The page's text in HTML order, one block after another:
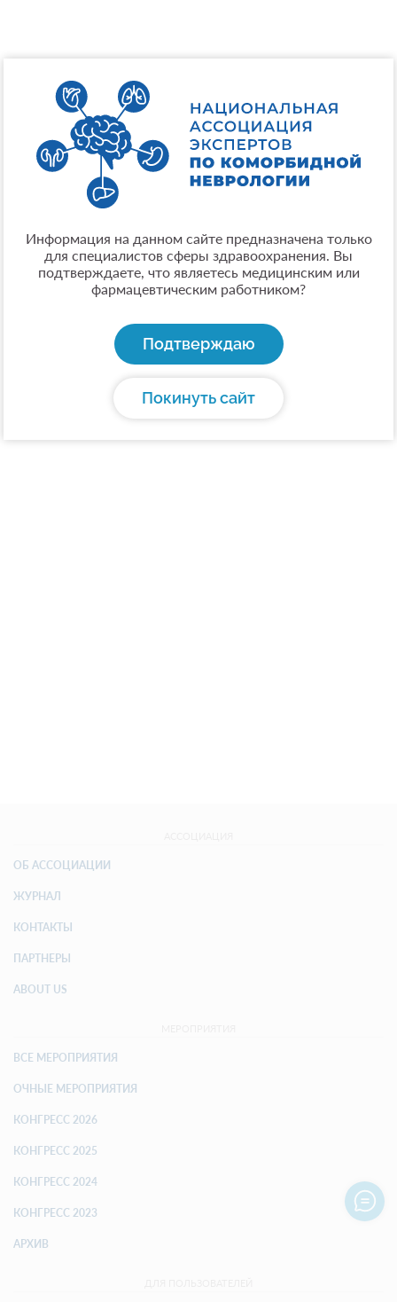
ОБ АССОЦИАЦИИ
ЖУРНАЛ
КОНТАКТЫ
ПАРТНЕРЫ
ABOUT US
ВСЕ МЕРОПРИЯТИЯ
ОЧНЫЕ МЕРОПРИЯТИЯ
КОНГРЕСС 2026
КОНГРЕСС 2025
КОНГРЕСС 2024
КОНГРЕСС 2023
АРХИВ
Информация на данном сайте предназначена только
для специалистов сферы здравоохранения. Вы
подтверждаете, что являетесь медицинским или
фармацевтическим работником?
Подтверждаю
Покинуть сайт